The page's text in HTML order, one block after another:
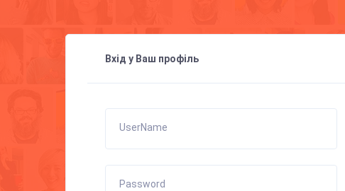
Вхід у Ваш профіль
UserName
Password